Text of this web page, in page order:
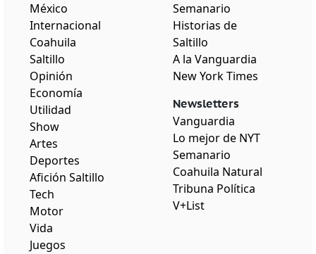
México
Internacional
Coahuila
Saltillo
Opinión
Economía
Utilidad
Show
Artes
Deportes
Afición Saltillo
Tech
Motor
Vida
Juegos
Semanario
Historias de
Saltillo
A la Vanguardia
New York Times
Newsletters
Vanguardia
Lo mejor de NYT
Semanario
Coahuila Natural
Tribuna Política
V+List